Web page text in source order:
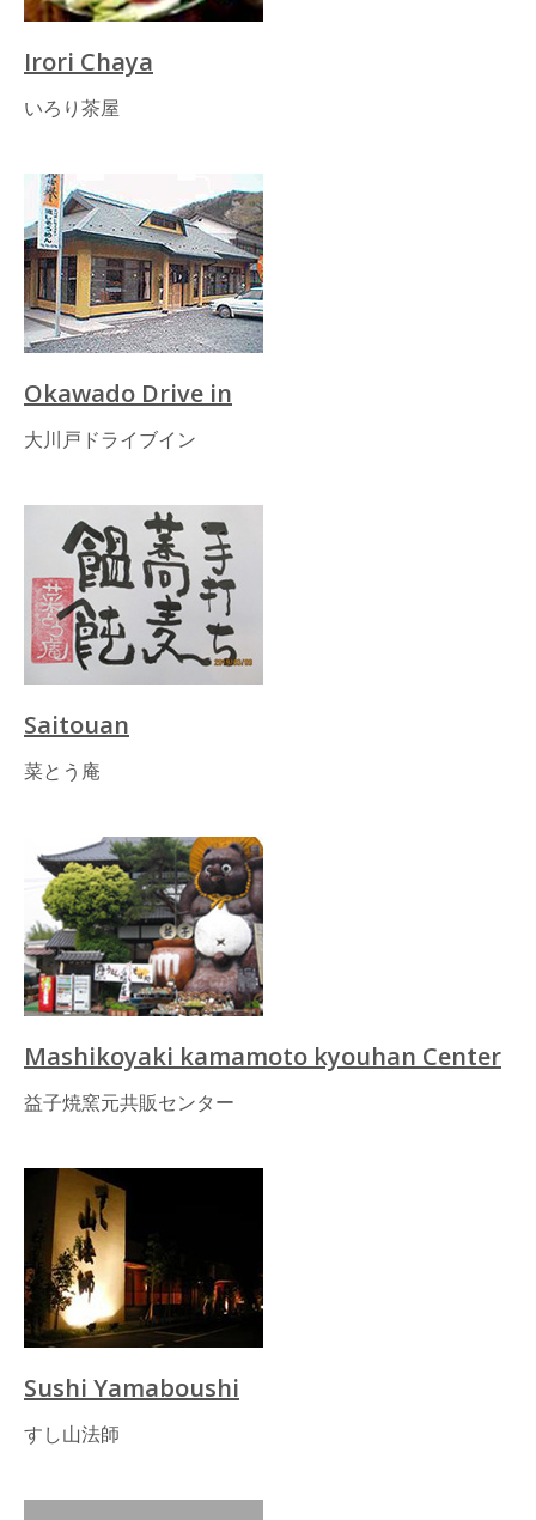
Irori Chaya
いろり茶屋
Okawado Drive in
大川戸ドライブイン
Saitouan
菜とう庵
Mashikoyaki kamamoto kyouhan Center
益子焼窯元共販センター
Sushi Yamaboushi
すし山法師